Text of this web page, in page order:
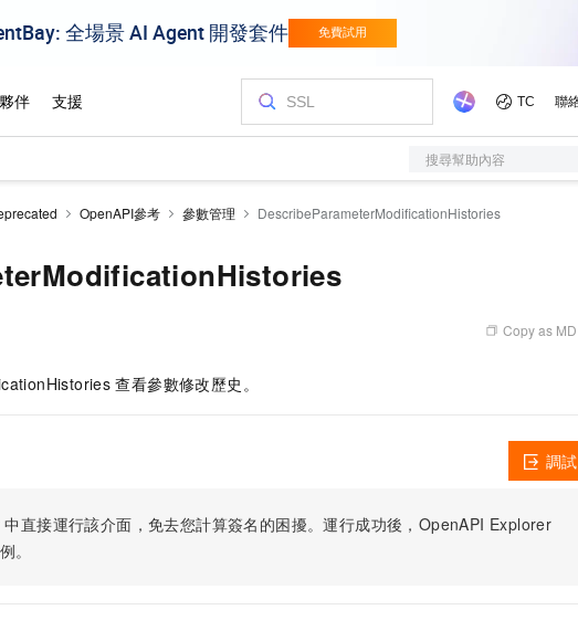
搜尋幫助內容
OpenAPI參考 參數管理 DescribeParameterModificationHistories
Copy as MD
查看參數修改歷史。
中直接運行該介面，免去您計算簽名的困擾。運行成功後，OpenAPI Explorer
。
調試